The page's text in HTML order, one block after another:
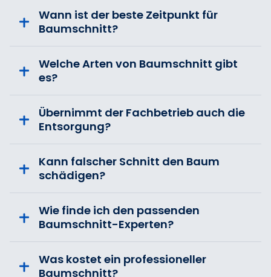
Wann ist der beste Zeitpunkt für
Baumschnitt?
Welche Arten von Baumschnitt gibt
es?
Übernimmt der Fachbetrieb auch die
Entsorgung?
Kann falscher Schnitt den Baum
schädigen?
Wie finde ich den passenden
Baumschnitt-Experten?
Was kostet ein professioneller
Baumschnitt?